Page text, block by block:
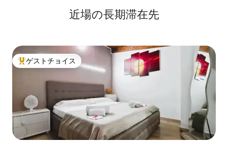
近場の長期滞在先
大好評のゲストチョイスです。
ゲストチョイス